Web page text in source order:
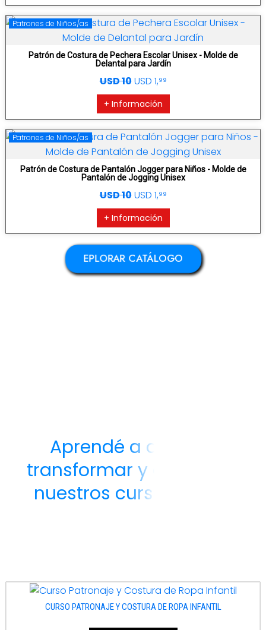
Patrones de Niños/as
Patrón de Costura de Pechera Escolar Unisex - Molde de
Delantal para Jardín
USD 10USD 1,⁹⁹
+ Información
Patrones de Niños/as
Patrón de Costura de Pantalón Jogger para Niños - Molde de
Pantalón de Jogging Unisex
USD 10USD 1,⁹⁹
+ Información
EPLORAR CATÁLOGO
Aprendé a diseñar,
transformar y coser con
nuestros cursos online
CURSO PATRONAJE Y COSTURA DE ROPA INFANTIL